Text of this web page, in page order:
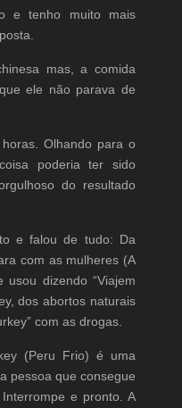
e tenho muito mais
mas, a comida
ele não parava de
Olhando para o
poderia ter sido
do resultado
e falou de tudo: Da
com as mulheres (A
dizendo “Viajem
dos abortos naturais
com as drogas.
(Peru Frio) é uma
pessoa que consegue
e pronto. A